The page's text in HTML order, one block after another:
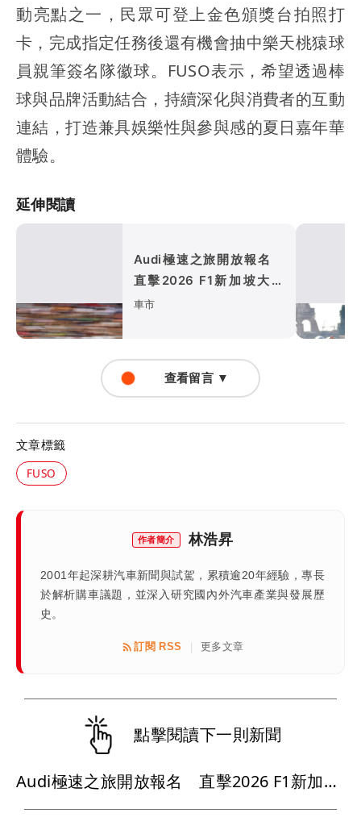
動亮點之一，民眾可登上金色頒獎台拍照打
卡，完成指定任務後還有機會抽中樂天桃猿球
員親筆簽名隊徽球。FUSO表示，希望透過棒
球與品牌活動結合，持續深化與消費者的互動
連結，打造兼具娛樂性與參與感的夏日嘉年華
體驗。
延伸閱讀
Audi極速之旅開放報名
直擊2026 F1新加坡大獎
賽、走進四環競速世界
車市
查看留言 ▼
文章標籤
FUSO
作者簡介 林浩昇
2001年起深耕汽車新聞與試駕，累積逾20年經驗，專長
於解析購車議題，並深入研究國內外汽車產業與發展歷
史。
訂閱 RSS | 更多文章
點擊閱讀下一則新聞
Audi極速之旅開放報名 直擊2026 F1新加坡大獎賽、走進四環競速世界